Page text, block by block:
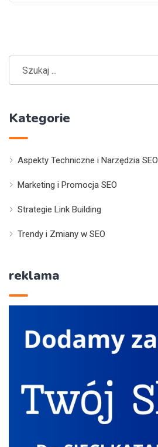
Kategorie
Aspekty Techniczne i Narzędzia SEO
Marketing i Promocja SEO
Strategie Link Building
Trendy i Zmiany w SEO
reklama